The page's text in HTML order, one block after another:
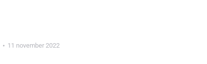
11 november 2022